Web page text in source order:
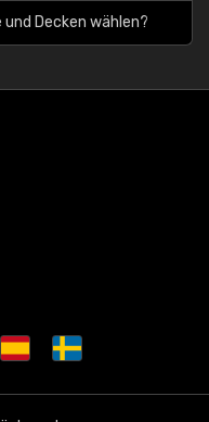
und Decken wählen?